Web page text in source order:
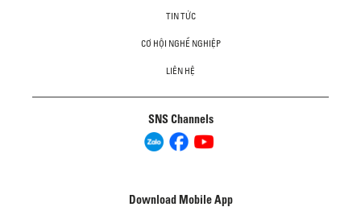
TIN TỨC
CƠ HỘI NGHỀ NGHIỆP
LIÊN HỆ
SNS Channels
Download Mobile App